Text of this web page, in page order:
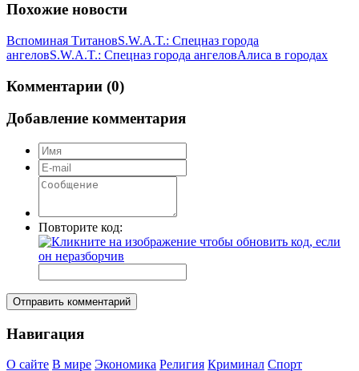
Похожие новости
Вспоминая ТитановS.W.A.T.: Спецназ города
ангеловS.W.A.T.: Спецназ города ангеловАлиса в городах
Комментарии (0)
Добавление комментария
Повторите код:
Отправить комментарий
Навигация
О сайте В мире Экономика Религия Криминал Спорт